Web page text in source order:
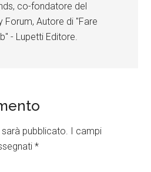
co-fondatore del
Forum, Autore di "Fare
- Lupetti Editore.
sarà pubblicato. I campi
*